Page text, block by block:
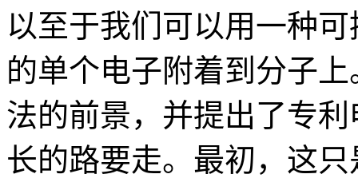
以至于我们可以用一种
的单个电子附着到分子
法的前景，并提出了专
长的路要走。最初，这